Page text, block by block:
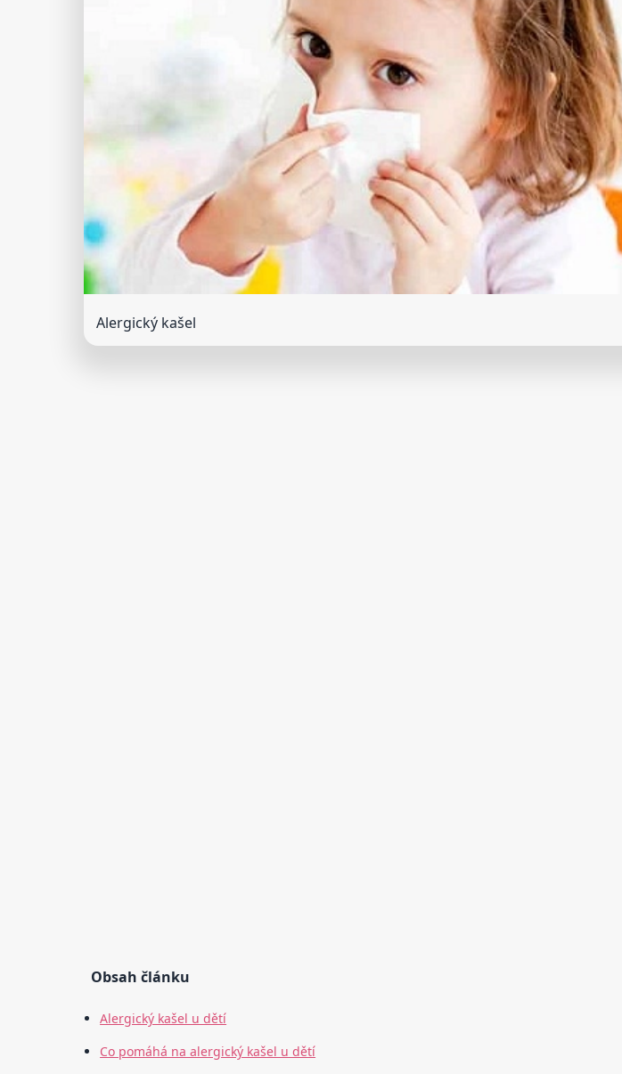
Alergický kašel
Obsah článku
Alergický kašel u dětí
Co pomáhá na alergický kašel u dětí